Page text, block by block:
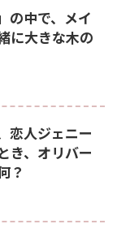
の中で、メイ
に大きな木の
恋人ジェニー
き、オリバー
？